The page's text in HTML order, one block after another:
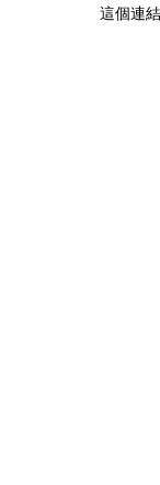
這個連